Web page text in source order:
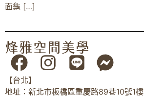
面龜 […]
【台北】
地址：新北市板橋區重慶路89巷10號1樓